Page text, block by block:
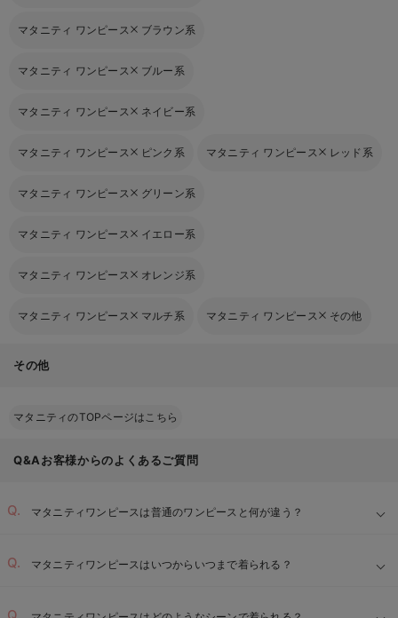
マタニティ ワンピース ブラウン系
マタニティ ワンピース ブルー系
マタニティ ワンピース ネイビー系
マタニティ ワンピース ピンク系 マタニティ ワンピース レッド系
マタニティ ワンピース グリーン系
マタニティ ワンピース イエロー系
マタニティ ワンピース オレンジ系
マタニティ ワンピース マルチ系 マタニティ ワンピース その他
その他
マタニティのTOPページはこちら
Q&Aお客様からのよくあるご質問
マタニティワンピースは普通のワンピースと何が違う？
マタニティワンピースはいつからいつまで着られる？